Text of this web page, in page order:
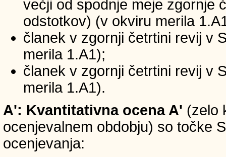
večji od spodnje meje zgornje
odstotkov) (v okviru merila
članek v zgornji četrtini revij v
merila 1.A1);
članek v zgornji četrtini revij v
merila 1.A1).
A': Kvantitativna ocena A' (zelo
ocenjevalnem obdobju) so točke
ocenjevanja: